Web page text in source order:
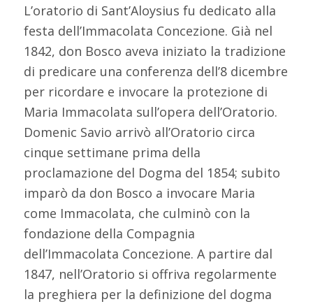
L’oratorio di Sant’Aloysius fu dedicato alla
festa dell’Immacolata Concezione. Già nel
1842, don Bosco aveva iniziato la tradizione
di predicare una conferenza dell’8 dicembre
per ricordare e invocare la protezione di
Maria Immacolata sull’opera dell’Oratorio.
Domenic Savio arrivò all’Oratorio circa
cinque settimane prima della
proclamazione del Dogma del 1854; subito
imparò da don Bosco a invocare Maria
come Immacolata, che culminò con la
fondazione della Compagnia
dell’Immacolata Concezione. A partire dal
1847, nell’Oratorio si offriva regolarmente
la preghiera per la definizione del dogma